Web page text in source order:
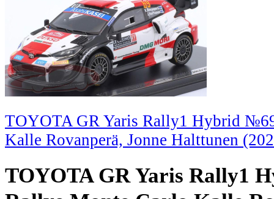
TOYOTA GR Yaris Rally1 Hybrid
Kalle Rovanperä, Jonne Halttunen
TOYOTA GR Yaris Rally1